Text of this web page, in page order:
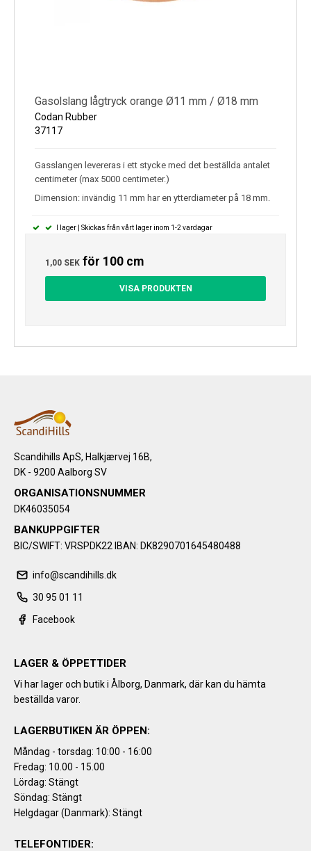
Gasolslang lågtryck orange Ø11 mm / Ø18 mm
Codan Rubber
37117
Gasslangen levereras i ett stycke med det beställda antalet
centimeter (max 5000 centimeter.)
Dimension: invändig 11 mm har en ytterdiameter på 18 mm.
I lager | Skickas från vårt lager inom 1-2 vardagar
1,00 SEK för 100 cm
VISA PRODUKTEN
Scandihills ApS, Halkjærvej 16B,
DK - 9200 Aalborg SV
ORGANISATIONSNUMMER
DK46035054
BANKUPPGIFTER
BIC/SWIFT: VRSPDK22 IBAN: DK8290701645480488
info@scandihills.dk
30 95 01 11
Facebook
LAGER & ÖPPETTIDER
Vi har lager och butik i Ålborg, Danmark, där kan du hämta
beställda varor.
LAGERBUTIKEN ÄR ÖPPEN:
Måndag - torsdag: 10:00 - 16:00
Fredag: 10.00 - 15.00
Lördag: Stängt
Söndag: Stängt
Helgdagar (Danmark): Stängt
TELEFONTIDER: